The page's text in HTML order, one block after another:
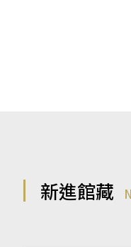
新進館藏